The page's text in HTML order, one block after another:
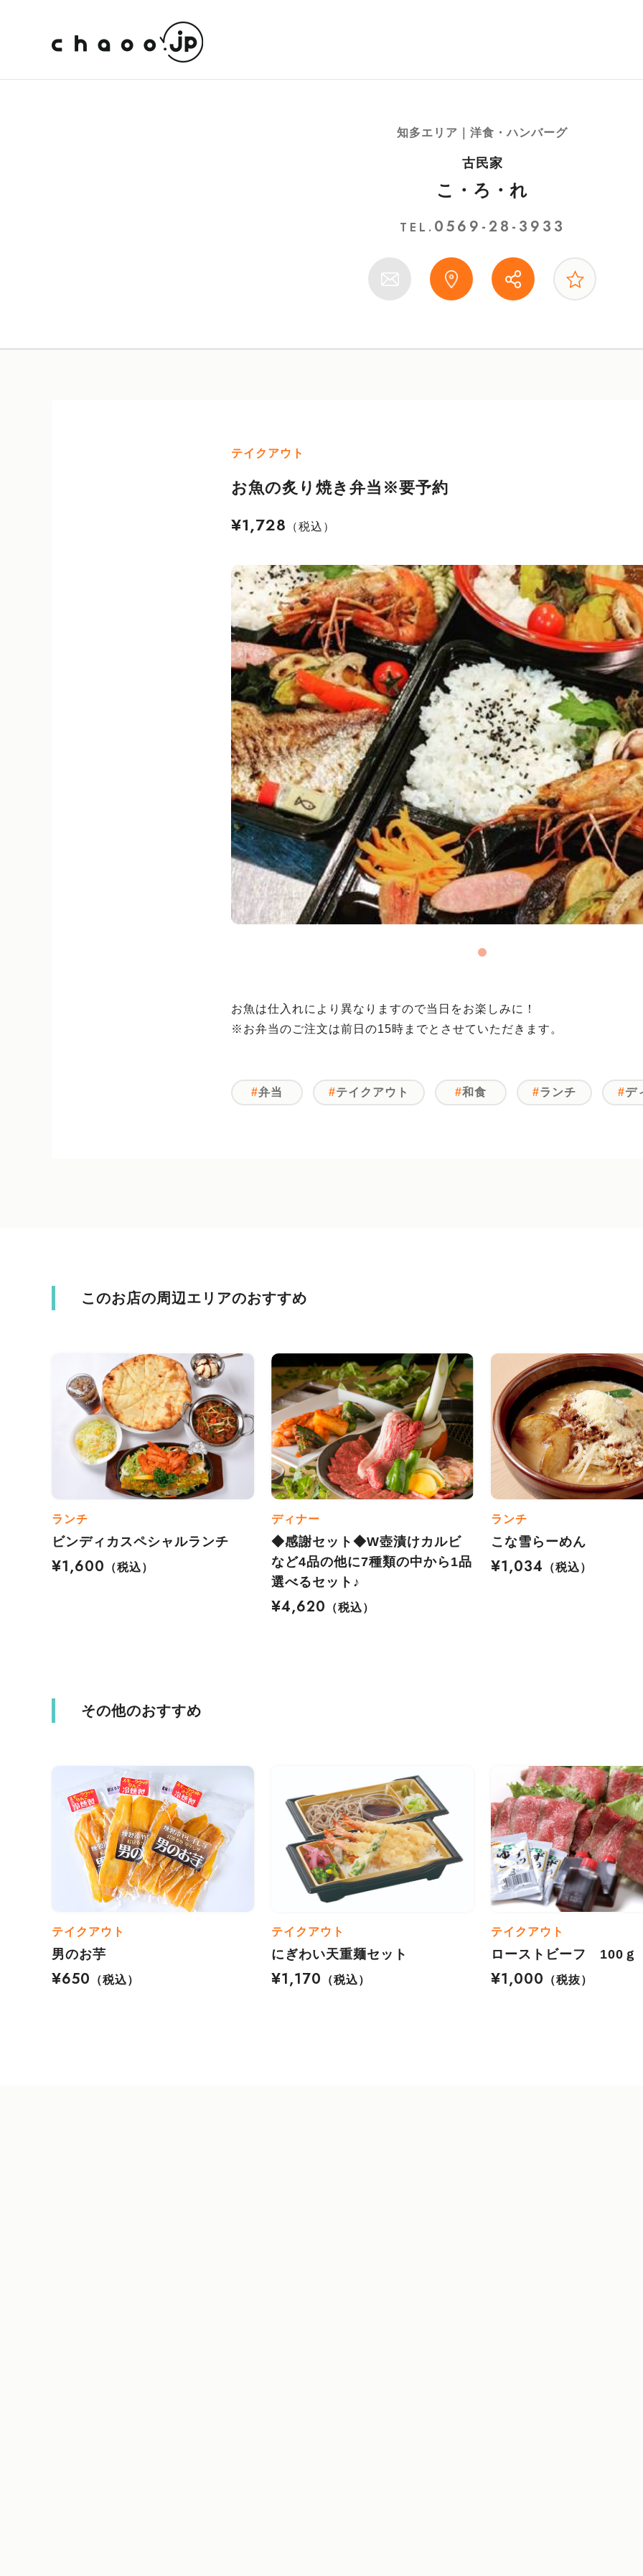
知多エリア｜洋食・ハンバーグ
古民家
こ・ろ・れ
TEL. 0569-28-3933
テイクアウト
お魚の炙り焼き弁当※要予約
¥1,728 （税込）
お魚は仕入れにより異なりますので当日をお楽しみに！
※お弁当のご注文は前日の15時までとさせていただきます。
弁当 テイクアウト 和食 ランチ デ
このお店の周辺エリアのおすすめ
ランチ
ビンディカスペシャルランチ
¥1,600
（税込）
ディナー
◆感謝セット◆W壺漬けカルビ
など4品の他に7種類の中から1品
選べるセット♪
¥4,620
（税込）
ランチ
こな雪らーめん
¥1,034
（税込）
その他のおすすめ
テイクアウト
男のお芋
¥650
（税込）
テイクアウト
にぎわい天重麺セット
¥1,170
（税込）
テイクアウト
ローストビーフ 100ｇ
¥1,000
（税抜）